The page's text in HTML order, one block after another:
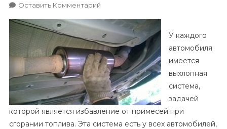
Оставить КомментарийК
Неисправности
Катализатора
И
Его
Замена
У каждого
автомобиля
имеется
выхлопная
система,
задачей
которой является избавление от примесей при
сгорании топлива. Эта система есть у всех автомобилей,